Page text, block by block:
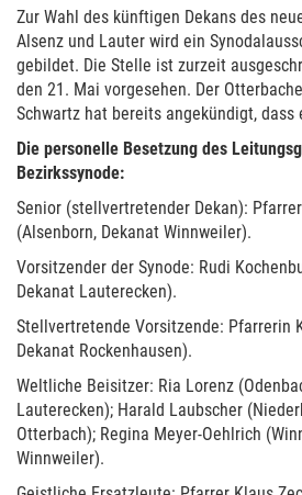
Zur Wahl des künftigen Dekans des
Alsenz und Lauter wird ein
gebildet. Die Stelle ist zurzeit
den 21. Mai vorgesehen. Der
Schwartz hat bereits angekündigt, dass
Die personelle Besetzung des
Bezirkssynode:
Senior (stellvertretender Dekan):
(Alsenborn, Dekanat Winnweiler).
Vorsitzender der Synode: Rudi
Dekanat Lauterecken).
Stellvertretende Vorsitzende: Pfarrerin
Dekanat Rockenhausen).
Weltliche Beisitzer: Ria Lorenz
Lauterecken); Harald Laubscher
Otterbach); Regina Meyer-Oehlrich
Winnweiler).